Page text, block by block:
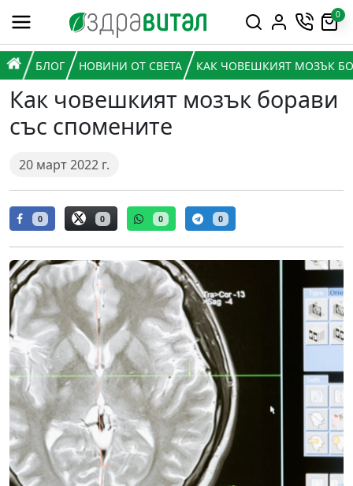
Премини към съдържанието
Горна навигация
0
Главна навигация
НАЧАЛО
БЛОГ НОВИНИ ОТ СВЕТА КАК ЧОВЕШКИЯТ МОЗЪК
Как човешкият мозък борави
със спомените
20 март 2022 г.
0 0 0 0